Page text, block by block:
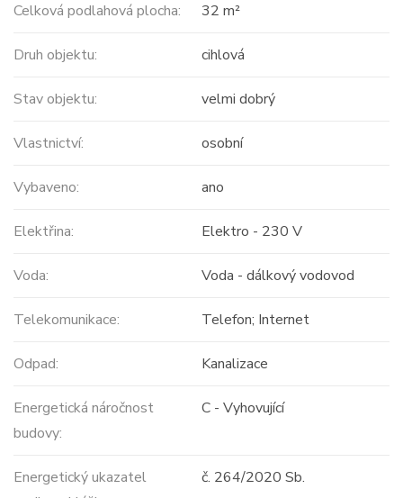
Celková podlahová plocha: 32 m²
Druh objektu: cihlová
Stav objektu: velmi dobrý
Vlastnictví: osobní
Vybaveno: ano
Elektřina: Elektro - 230 V
Voda: Voda - dálkový vodovod
Telekomunikace: Telefon; Internet
Odpad: Kanalizace
Energetická náročnost
budovy:
C - Vyhovující
Energetický ukazatel
č. 264/2020 Sb.